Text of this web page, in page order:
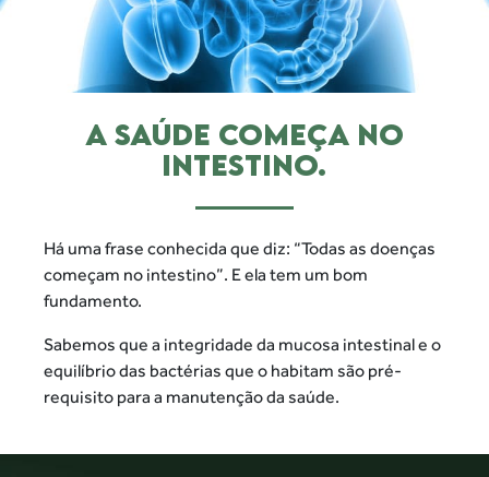
A SAÚDE COMEÇA NO
INTESTINO.
Há uma frase conhecida que diz: “Todas as doenças
começam no intestino”. E ela tem um bom
fundamento.
Sabemos que a integridade da mucosa intestinal e o
equilíbrio das bactérias que o habitam são pré-
requisito para a manutenção da saúde.